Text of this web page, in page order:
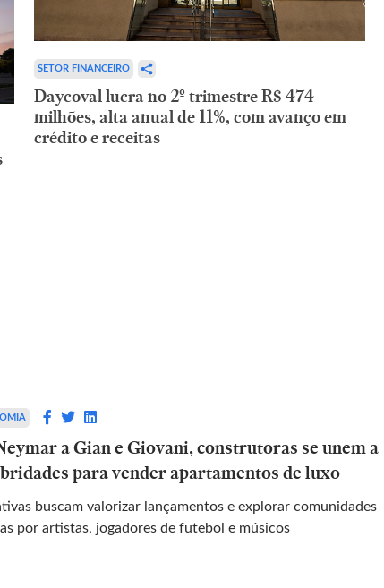
SETOR FINANCEIRO
Daycoval lucra no 2º trimestre R$ 474
milhões, alta anual de 11%, com avanço em
crédito e receitas
a Gian e Giovani, construtoras se unem a
para vender apartamentos de luxo
buscam valorizar lançamentos e explorar comunidades
por artistas, jogadores de futebol e músicos
sexta-feira,
90 km/h, e
neste
casa do Jardim Europa aposta na mesma
receita que conquistou clientes desde os
anos 1940